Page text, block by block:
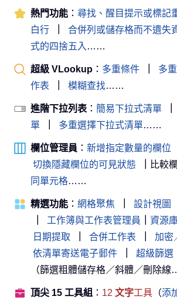
熱門功能 ： 尋找、醒目提示或標記
白行
合併列或儲存格而不遺失
式的四捨五入 ……
超級 VLookup ： 多重條件 多
作表
模糊查找……
進階下拉列表 ： 簡易下拉式清單
單
多重選擇下拉式清單……
欄位管理員 ： 新增指定數量的欄位
切換隱藏欄位的可見狀態
比較
同單元格……
精選功能 ： 網格聚焦 設計視圖
工作簿與工作表管理員 資源
日期提取
合併工作表 加密
依清單寄送電子郵件
超級篩選
（篩選粗體儲存格／斜體／刪除
頂尖 15 工具組 ： 12 文字工具 （添